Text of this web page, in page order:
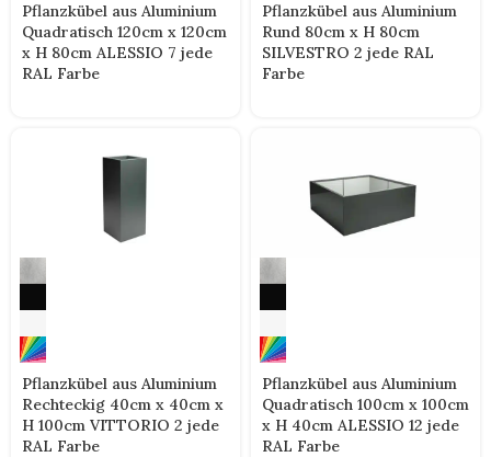
Pflanzkübel aus Aluminium
Quadratisch 120cm x 120cm
x H 80cm ALESSIO 7 jede
RAL Farbe
Pflanzkübel aus Aluminium
Rund 80cm x H 80cm
SILVESTRO 2 jede RAL
Farbe
Pflanzkübel aus Aluminium
Rechteckig 40cm x 40cm x
H 100cm VITTORIO 2 jede
RAL Farbe
Pflanzkübel aus Aluminium
Quadratisch 100cm x 100cm
x H 40cm ALESSIO 12 jede
RAL Farbe